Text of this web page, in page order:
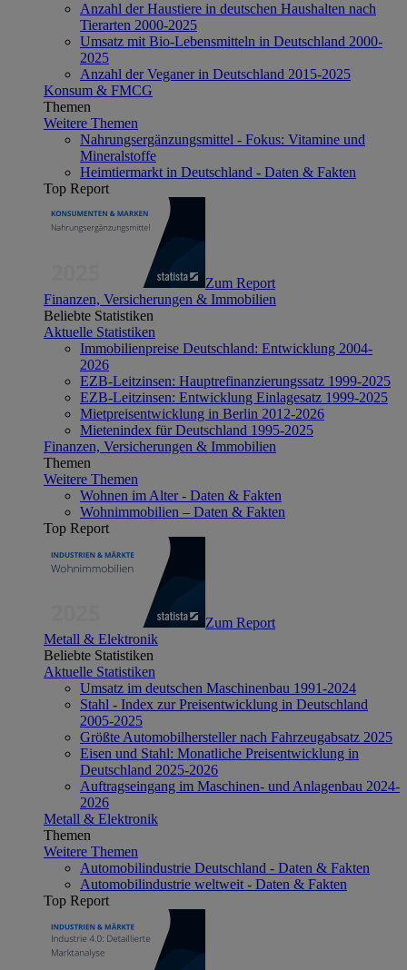
Anzahl der Haustiere in deutschen Haushalten nach
Tierarten 2000-2025
Umsatz mit Bio-Lebensmitteln in Deutschland 2000-
2025
Anzahl der Veganer in Deutschland 2015-2025
Konsum & FMCG
Themen
Weitere Themen
Nahrungsergänzungsmittel - Fokus: Vitamine und
Mineralstoffe
Heimtiermarkt in Deutschland - Daten & Fakten
Top Report
Zum Report
Finanzen, Versicherungen & Immobilien
Beliebte Statistiken
Aktuelle Statistiken
Immobilienpreise Deutschland: Entwicklung 2004-
2026
EZB-Leitzinsen: Hauptrefinanzierungssatz 1999-2025
EZB-Leitzinsen: Entwicklung Einlagesatz 1999-2025
Mietpreisentwicklung in Berlin 2012-2026
Mietenindex für Deutschland 1995-2025
Finanzen, Versicherungen & Immobilien
Themen
Weitere Themen
Wohnen im Alter - Daten & Fakten
Wohnimmobilien – Daten & Fakten
Top Report
Zum Report
Metall & Elektronik
Beliebte Statistiken
Aktuelle Statistiken
Umsatz im deutschen Maschinenbau 1991-2024
Stahl - Index zur Preisentwicklung in Deutschland
2005-2025
Größte Automobilhersteller nach Fahrzeugabsatz 2025
Eisen und Stahl: Monatliche Preisentwicklung in
Deutschland 2025-2026
Auftragseingang im Maschinen- und Anlagenbau 2024-
2026
Metall & Elektronik
Themen
Weitere Themen
Automobilindustrie Deutschland - Daten & Fakten
Automobilindustrie weltweit - Daten & Fakten
Top Report